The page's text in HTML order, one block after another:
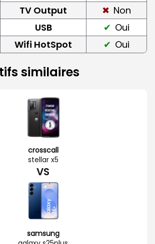
TV Output
Non
USB
Oui
Wifi HotSpot Oui
similaires
crosscall
stellar x5
VS
samsung